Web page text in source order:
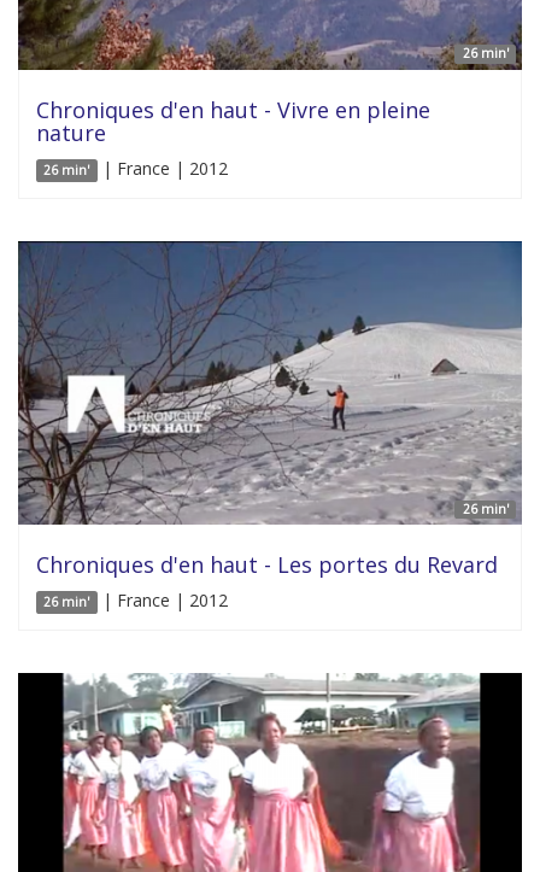
26 min'
Chroniques d'en haut - Vivre en pleine
nature
26 min' | France | 2012
26 min'
Chroniques d'en haut - Les portes du Revard
26 min' | France | 2012